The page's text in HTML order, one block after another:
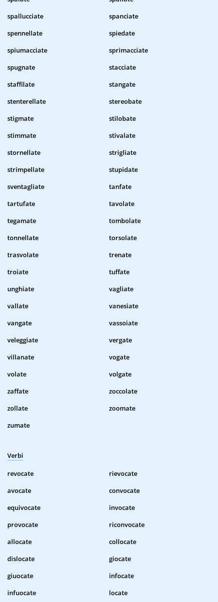
spallucciate
spanciate
spennellate
spiedate
spiumacciate
sprimacciate
spugnate
stacciate
staffilate
stangate
stenterellate
stereobate
stigmate
stilobate
stimmate
stivalate
stornellate
strigliate
strimpellate
stupidate
sventagliate
tanfate
tartufate
tavolate
tegamate
tombolate
tonnellate
torsolate
trasvolate
trenate
troiate
tuffate
unghiate
vagliate
vallate
vanesiate
vangate
vassoiate
veleggiate
vergate
villanate
vogate
volate
volgate
zaffate
zoccolate
zollate
zoomate
zumate
Verbi
revocate
rievocate
avocate
convocate
equivocate
invocate
provocate
riconvocate
allocate
collocate
dislocate
giocate
giuocate
infocate
infuocate
locate